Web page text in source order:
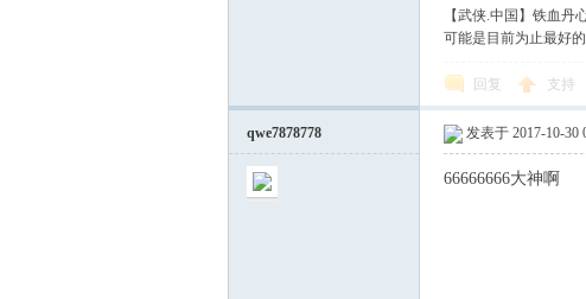
【武侠.中国】铁血
可能是目前为止最好
回复 支持
qwe7878778 发表于 2017-10-30
66666666大神啊